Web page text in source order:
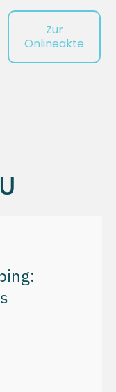
Zur
Onlineakte